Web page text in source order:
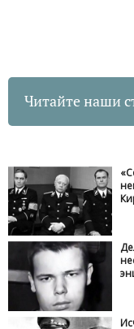
Читайте наши